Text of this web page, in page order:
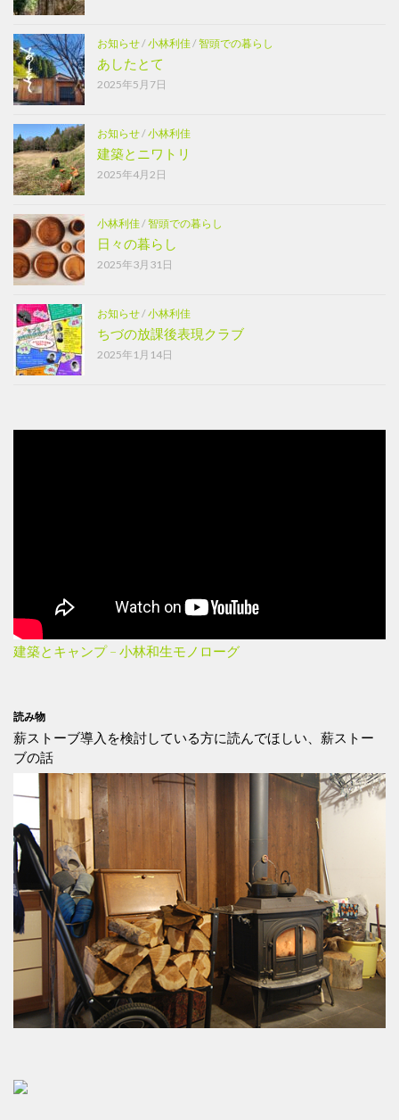
お知らせ/小林利佳/智頭での暮らし
あしたとて
2025年5月7日
お知らせ/小林利佳
建築とニワトリ
2025年4月2日
小林利佳/智頭での暮らし
日々の暮らし
2025年3月31日
お知らせ/小林利佳
ちづの放課後表現クラブ
2025年1月14日
建築とキャンプ – 小林和生モノローグ
読み物
薪ストーブ導入を検討している方に読んでほしい、薪ストー
ブの話